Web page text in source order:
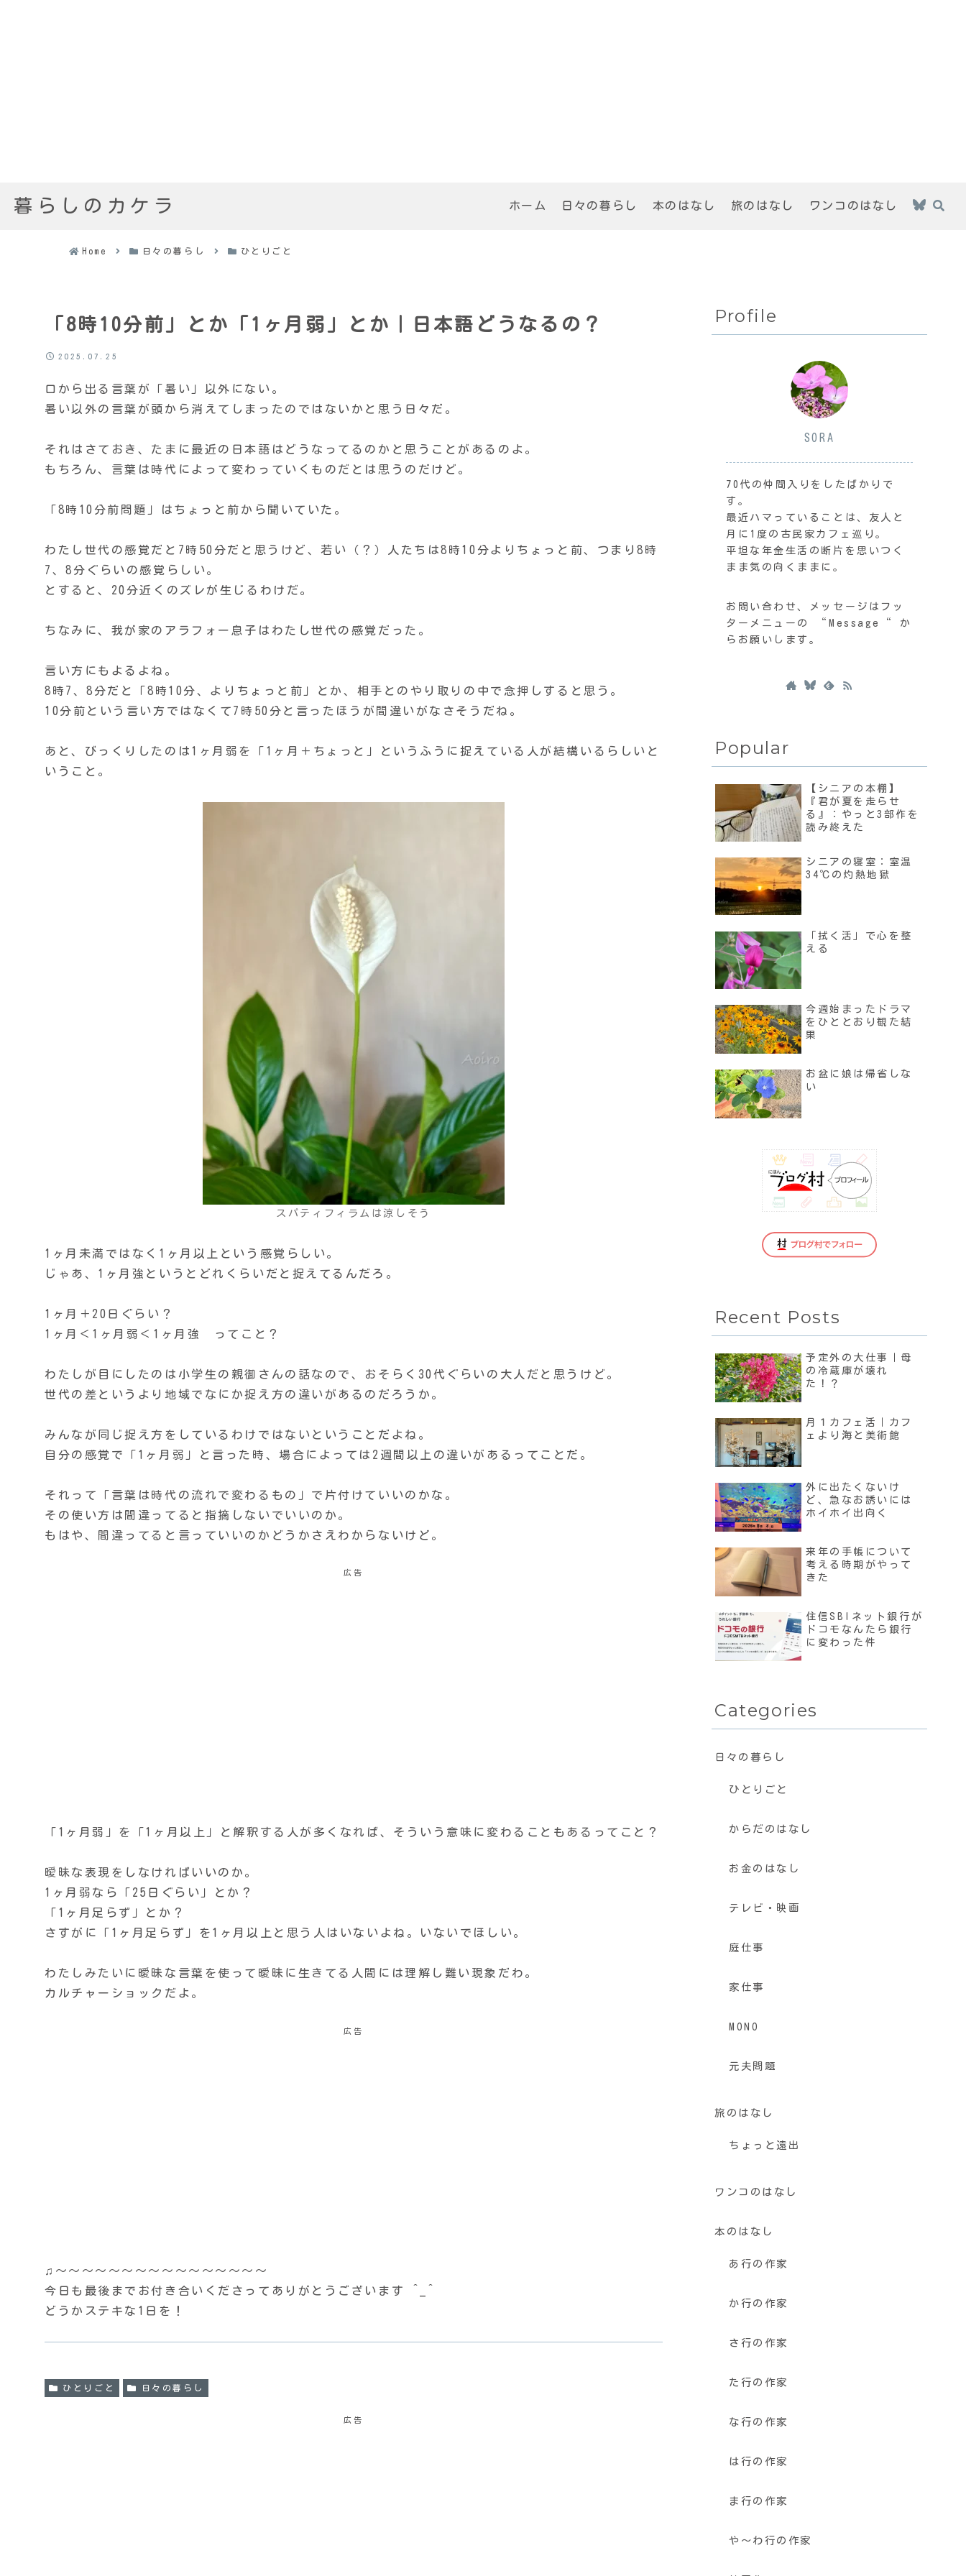
暮らしのカケラ ホーム 日々の暮らし 本のはなし 旅のはなし ワンコのはなし
Home 日々の暮らし ひとりごと
「8時10分前」とか「1ヶ月弱」とか｜日本語どうなるの？
2025.07.25
口から出る言葉が「暑い」以外にない。
暑い以外の言葉が頭から消えてしまったのではないかと思う日々だ。
それはさておき、たまに最近の日本語はどうなってるのかと思うことがあるのよ。
もちろん、言葉は時代によって変わっていくものだとは思うのだけど。
「8時10分前問題」はちょっと前から聞いていた。
わたし世代の感覚だと7時50分だと思うけど、若い（？）人たちは8時10分よりちょっと前、つまり8時
7、8分ぐらいの感覚らしい。
とすると、20分近くのズレが生じるわけだ。
ちなみに、我が家のアラフォー息子はわたし世代の感覚だった。
言い方にもよるよね。
8時7、8分だと「8時10分、よりちょっと前」とか、相手とのやり取りの中で念押しすると思う。
10分前という言い方ではなくて7時50分と言ったほうが間違いがなさそうだね。
あと、びっくりしたのは1ヶ月弱を「1ヶ月＋ちょっと」というふうに捉えている人が結構いるらしいと
いうこと。
スパティフィラムは涼しそう
1ヶ月未満ではなく1ヶ月以上という感覚らしい。
じゃあ、1ヶ月強というとどれくらいだと捉えてるんだろ。
1ヶ月＋20日ぐらい？
1ヶ月＜1ヶ月弱＜1ヶ月強 ってこと？
わたしが目にしたのは小学生の親御さんの話なので、おそらく30代ぐらいの大人だと思うけど。
世代の差というより地域でなにか捉え方の違いがあるのだろうか。
みんなが同じ捉え方をしているわけではないということだよね。
自分の感覚で「1ヶ月弱」と言った時、場合によっては2週間以上の違いがあるってことだ。
それって「言葉は時代の流れで変わるもの」で片付けていいのかな。
その使い方は間違ってると指摘しないでいいのか。
もはや、間違ってると言っていいのかどうかさえわからないけど。
広告
「1ヶ月弱」を「1ヶ月以上」と解釈する人が多くなれば、そういう意味に変わることもあるってこと？
曖昧な表現をしなければいいのか。
1ヶ月弱なら「25日ぐらい」とか？
「1ヶ月足らず」とか？
さすがに「1ヶ月足らず」を1ヶ月以上と思う人はいないよね。いないでほしい。
わたしみたいに曖昧な言葉を使って曖昧に生きてる人間には理解し難い現象だわ。
カルチャーショックだよ。
広告
♫〜〜〜〜〜〜〜〜〜〜〜〜〜〜〜〜
今日も最後までお付き合いくださってありがとうございます ^_^
どうかステキな1日を！
ひとりごと 日々の暮らし
広告
Profile
SORA
70代の仲間入りをしたばかりで
す。
最近ハマっていることは、友人と
月に1度の古民家カフェ巡り。
平坦な年金生活の断片を思いつく
まま気の向くままに。
お問い合わせ、メッセージはフッ
ターメニューの “Message“ か
らお願いします。
Popular
【シニアの本棚】
『君が夏を走らせ
る』：やっと3部作を
読み終えた
シニアの寝室：室温
34℃の灼熱地獄
「拭く活」で心を整
える
今週始まったドラマ
をひととおり観た結
果
お盆に娘は帰省しな
い
Recent Posts
予定外の大仕事｜母
の冷蔵庫が壊れ
た！？
月１カフェ活｜カフ
ェより海と美術館
外に出たくないけ
ど、急なお誘いには
ホイホイ出向く
来年の手帳について
考える時期がやって
きた
住信SBIネット銀行が
ドコモなんたら銀行
に変わった件
Categories
日々の暮らし
ひとりごと
からだのはなし
お金のはなし
テレビ・映画
庭仕事
家仕事
MONO
元夫問題
旅のはなし
ちょっと遠出
ワンコのはなし
本のはなし
あ行の作家
か行の作家
さ行の作家
た行の作家
な行の作家
は行の作家
ま行の作家
や〜わ行の作家